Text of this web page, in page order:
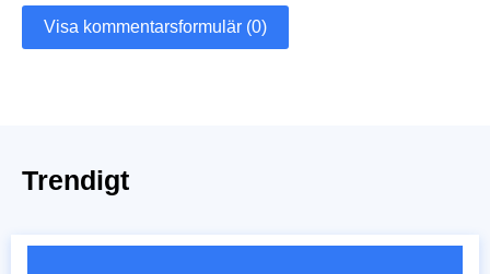
Visa kommentarsformulär (0)
Trendigt